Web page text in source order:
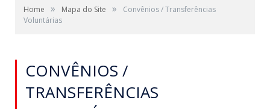
Home » Mapa do Site »
Convênios / Transferências
Voluntárias
CONVÊNIOS /
TRANSFERÊNCIAS